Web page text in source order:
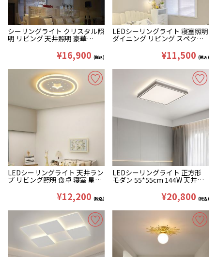
シーリングライト クリスタル照
明 リビング 天井照明 豪華
¥16,900 (税込)
LEDシーリングライト 寝室照明
ダイニング リビング スペクト
¥11,500 (税込)
LEDシーリングライト 天井ラン
プ リビング照明 食卓 寝室 星型
¥12,200 (税込)
LEDシーリングライト 正方形
モダン 55*55cm 144W 天井照
¥20,800 (税込)